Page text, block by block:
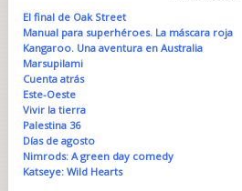
El final de Oak Street
Manual para superhéroes. La máscara roja
Kangaroo. Una aventura en Australia
Marsupilami
Cuenta atrás
Este-Oeste
Vivir la tierra
Palestina 36
Días de agosto
Nimrods: A green day comedy
Katseye: Wild Hearts